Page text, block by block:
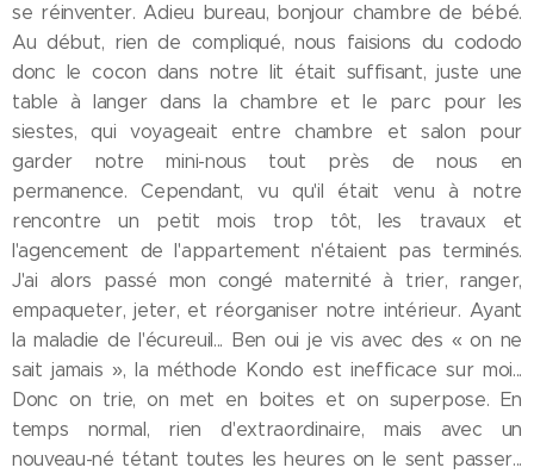
se réinventer. Adieu bureau, bonjour chambre de bébé.
Au début, rien de compliqué, nous faisions du cododo
donc le cocon dans notre lit était suffisant, juste une
table à langer dans la chambre et le parc pour les
siestes, qui voyageait entre chambre et salon pour
garder notre mini-nous tout près de nous en
permanence. Cependant, vu qu'il était venu à notre
rencontre un petit mois trop tôt, les travaux et
l'agencement de l'appartement n'étaient pas terminés.
J'ai alors passé mon congé maternité à trier, ranger,
empaqueter, jeter, et réorganiser notre intérieur. Ayant
la maladie de l'écureuil... Ben oui je vis avec des « on ne
sait jamais », la méthode Kondo est inefficace sur moi...
Donc on trie, on met en boites et on superpose. En
temps normal, rien d'extraordinaire, mais avec un
nouveau-né tétant toutes les heures on le sent passer...